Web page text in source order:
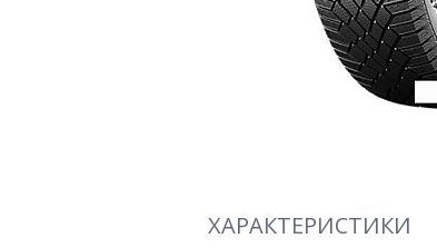
ХАРАКТЕРИСТИКИ